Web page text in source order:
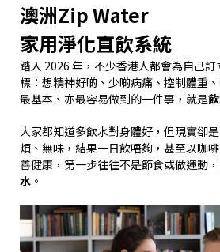
澳洲Zip Water
家用淨化直飲系統
踏入 2026 年，不少香港人都會為自己
標：想精神好啲、少啲病痛、控制體重
最基本、亦最容易做到的一件事，就是
大家都知道多飲水對身體好，但現實卻
煩、無味，結果一日飲唔夠，甚至以咖
善健康，第一步往往不是節食或做運動
水 。